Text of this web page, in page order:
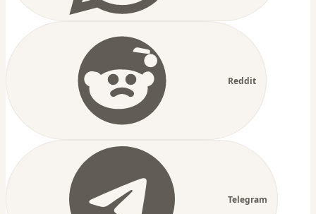
Reddit
Telegram